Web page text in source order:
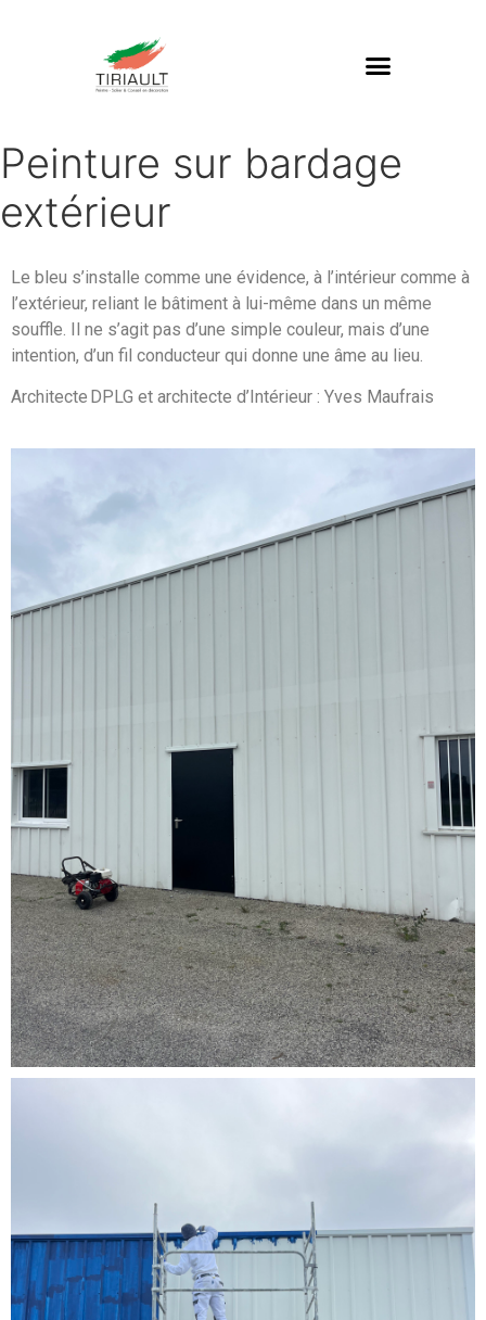
Peinture sur bardage
extérieur
Le bleu s’installe comme une évidence, à l’intérieur comme à
l’extérieur, reliant le bâtiment à lui-même dans un même
souffle. Il ne s’agit pas d’une simple couleur, mais d’une
intention, d’un fil conducteur qui donne une âme au lieu.
Architecte DPLG et architecte d’Intérieur : Yves Maufrais